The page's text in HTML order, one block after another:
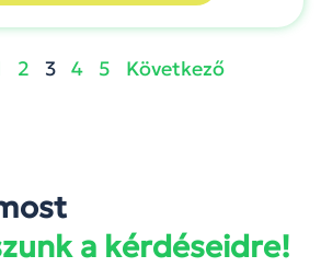
2 3 4 5 Következő
a kérdéseidre!